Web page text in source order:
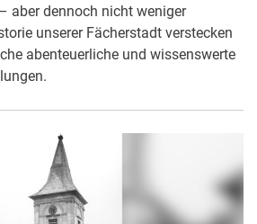
aber dennoch nicht weniger
unserer Fächerstadt verstecken
abenteuerliche und wissenswerte